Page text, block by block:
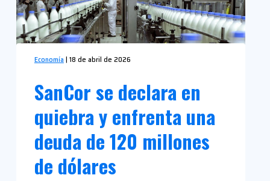
Economía | 18 de abril de 2026
SanCor se declara en
quiebra y enfrenta una
deuda de 120 millones
de dólares